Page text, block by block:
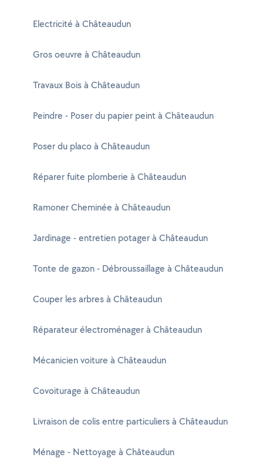
Electricité à Châteaudun
Gros oeuvre à Châteaudun
Travaux Bois à Châteaudun
Peindre - Poser du papier peint à Châteaudun
Poser du placo à Châteaudun
Réparer fuite plomberie à Châteaudun
Ramoner Cheminée à Châteaudun
Jardinage - entretien potager à Châteaudun
Tonte de gazon - Débroussaillage à Châteaudun
Couper les arbres à Châteaudun
Réparateur électroménager à Châteaudun
Mécanicien voiture à Châteaudun
Covoiturage à Châteaudun
Livraison de colis entre particuliers à Châteaudun
Ménage - Nettoyage à Châteaudun